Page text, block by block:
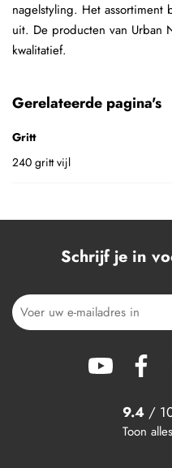
nagelstyling. Het
uit. De producten van Urban
kwalitatief.
Gerelateerde pagina's
Gritt
240 gritt vijl
Schrijf je in
9.4 /
Toon alles